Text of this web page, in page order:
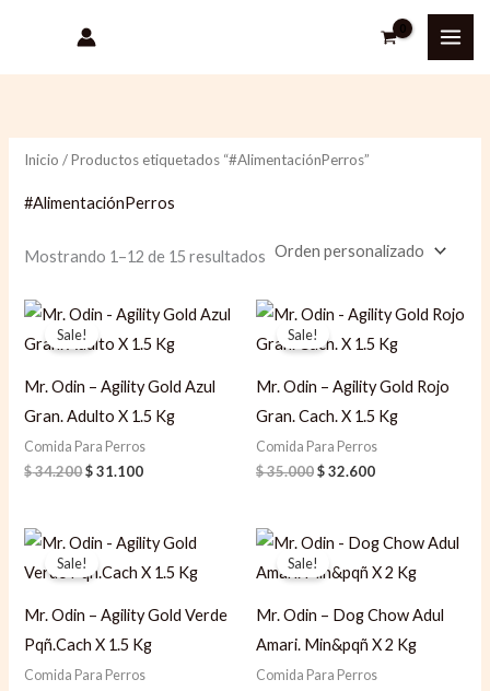
contenido
m
i
m
á
i
m
Inicio / Productos etiquetados “#AlimentaciónPerros”
#AlimentaciónPerros
Mostrando 1–12 de 15 resultados
Sale!
Mr. Odin – Agility Gold Azul
Gran. Adulto X 1.5 Kg
Comida Para Perros
$34.200
Original
price
was:
$31.100
Current
price
is:
Sale!
Mr. Odin – Agility Gold Rojo
Gran. Cach. X 1.5 Kg
Comida Para Perros
$35.000
Original
price
was:
$32.600
Current
price
is:
Sale!
Mr. Odin – Agility Gold Verde
Pqñ.Cach X 1.5 Kg
Comida Para Perros
Original
price
was:
Current
price
is:
Sale!
Mr. Odin – Dog Chow Adul
Amari. Min&pqñ X 2 Kg
Comida Para Perros
Original
price
was:
Current
price
is: